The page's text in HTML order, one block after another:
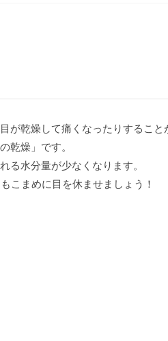
が乾燥して痛くなったりすること
乾燥」です。
る水分量が少なくなります。
こまめに目を休ませましょう！